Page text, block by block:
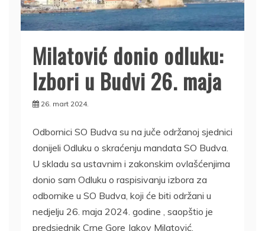
Milatović donio odluku:
Izbori u Budvi 26. maja
26. mart 2024.
Odbornici SO Budva su na juče održanoj sjednici
donijeli Odluku o skraćenju mandata SO Budva.
U skladu sa ustavnim i zakonskim ovlašćenjima
donio sam Odluku o raspisivanju izbora za
odbornike u SO Budva, koji će biti održani u
nedjelju 26. maja 2024. godine , saopštio je
predsjednik Crne Gore Jakov Milatović.